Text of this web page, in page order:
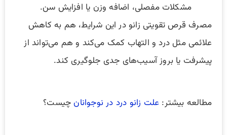
مشکلات مفصلی، اضافه وزن یا افزایش سن.
مصرف قرص تقویتی زانو در این شرایط، هم به کاهش
علائمی مثل درد و التهاب کمک می‌کند و هم می‌تواند از
پیشرفت یا بروز آسیب‌های جدی جلوگیری کند.
مطالعه بیشتر: علت زانو درد در نوجوانانچیست؟